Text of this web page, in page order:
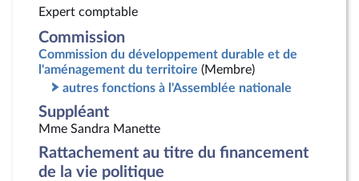
Expert comptable
Commission
Commission du développement durable et de
l'aménagement du territoire (Membre)
autres fonctions à l'Assemblée nationale
Suppléant
Mme Sandra Manette
Rattachement au titre du financement
de la vie politique